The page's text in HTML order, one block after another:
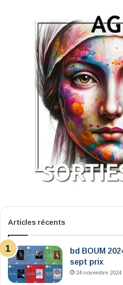
Articles récents
bd BOUM
sept prix
24 novembre 2024